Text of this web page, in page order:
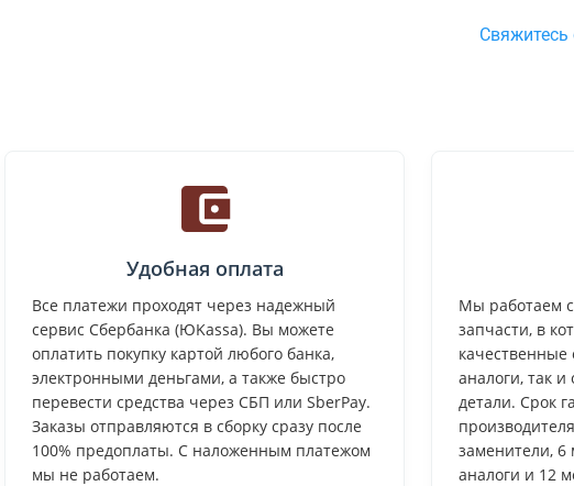
Свяжитесь
Удобная оплата
Все платежи проходят через надежный
сервис Сбербанка (ЮKassa). Вы можете
оплатить покупку картой любого банка,
электронными деньгами, а также быстро
перевести средства через СБП или SberPay.
Заказы отправляются в сборку сразу после
100% предоплаты. С наложенным платежом
мы не работаем.
Мы работаем
запчасти, в
качественные
аналоги, так
детали. Срок
заменители,
аналоги и 12